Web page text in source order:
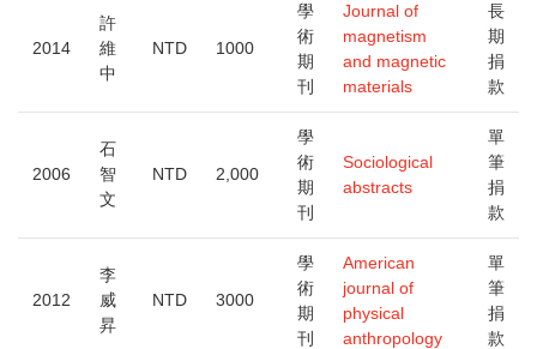
2014
許
維
中
NTD 1000
學
術
期
刊
Journal of
magnetism
and magnetic
materials
長
期
捐
款
2006
石
智
文
NTD 2,000
學
術
期
刊
Sociological
abstracts
單
筆
捐
款
2012
李
威
昇
NTD 3000
學
術
期
刊
American
journal of
physical
anthropology
單
筆
捐
款